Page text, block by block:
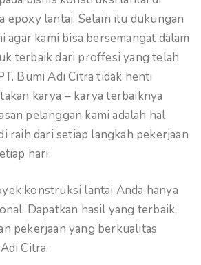
epoxy lantai. Selain itu dukungan
agar kami bisa bersemangat dalam
terbaik dari proffesi yang telah
Bumi Adi Citra tidak henti
karya – karya terbaiknya
pelanggan kami adalah hal
raih dari setiap langkah pekerjaan
hari.
konstruksi lantai Anda hanya
Dapatkan hasil yang terbaik,
pekerjaan yang berkualitas
Citra.